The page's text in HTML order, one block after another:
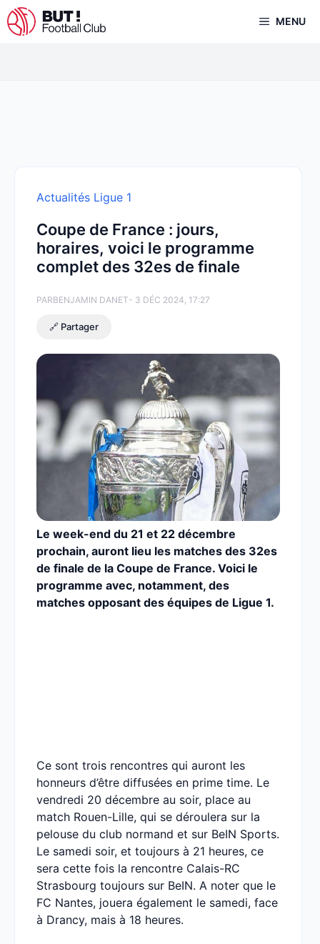
Aller
au
MENU
Actualités Ligue 1
Coupe de France : jours,
horaires, voici le programme
complet des 32es de finale
PARBENJAMIN DANET- 3 DÉC 2024, 17:27
🔗 Partager
Le week-end du 21 et 22 décembre
prochain, auront lieu les matches des 32es
de finale de la Coupe de France. Voici le
programme avec, notamment, des
matches opposant des équipes de Ligue 1.
Ce sont trois rencontres qui auront les
honneurs d’être diffusées en prime time. Le
vendredi 20 décembre au soir, place au
match Rouen-Lille, qui se déroulera sur la
pelouse du club normand et sur BeIN Sports.
Le samedi soir, et toujours à 21 heures, ce
sera cette fois la rencontre Calais-RC
Strasbourg toujours sur BeIN. A noter que le
FC Nantes, jouera également le samedi, face
à Drancy, mais à 18 heures.